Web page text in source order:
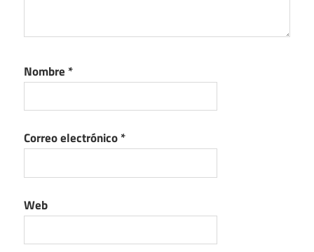
Nombre *
Correo electrónico*
Web